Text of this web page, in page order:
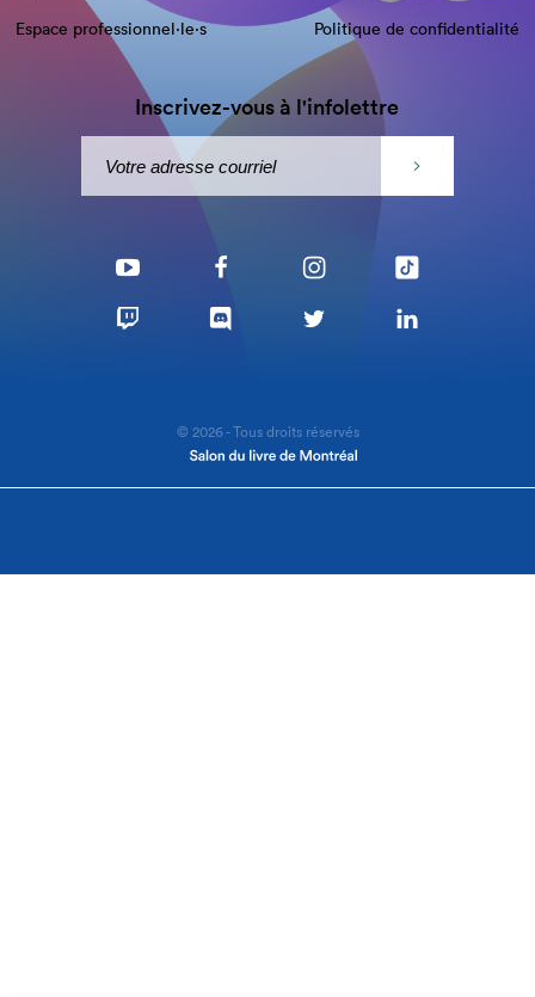
Espace professionnel·le⋅s
Politique de confidentialité
Inscrivez-vous à l'infolettre
© 2026 - Tous droits réservés